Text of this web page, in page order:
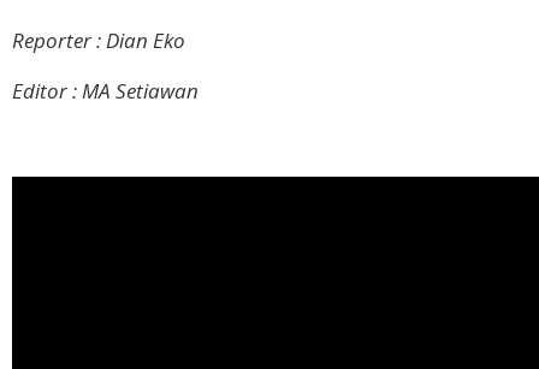
Reporter : Dian Eko
Editor : MA Setiawan